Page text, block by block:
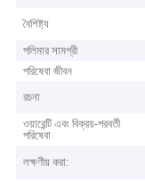
বৈশিষ্ট্য
পলিমার সামগ্রী
পরিষেবা জীবন
রচনা
ওয়ারেন্টি এবং বিক্রয়-পরবর্তী
পরিষেবা
লক্ষণীয় করা: